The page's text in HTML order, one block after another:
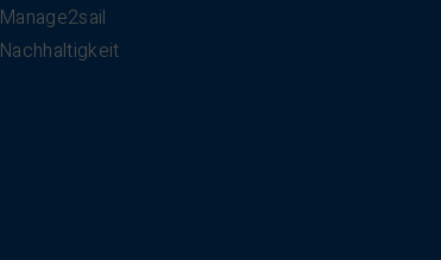
Manage2sail
Nachhaltigkeit